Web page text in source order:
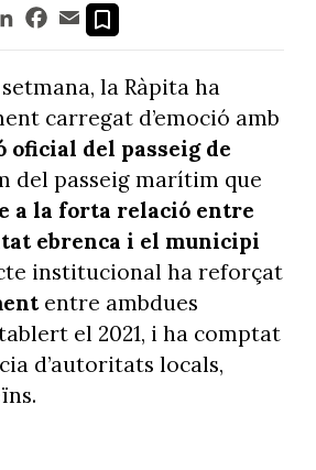
LinkedInFacebook
Email
la Ràpita ha
carregat d’emoció amb
oficial del passeig de
del passeig marítim que
a la forta relació entre
ebrenca i el municipi
institucional ha reforçat
entre ambdues
el 2021, i ha comptat
d’autoritats locals,